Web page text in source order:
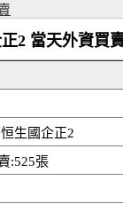
2 當天外資買
生國企正2
:525張